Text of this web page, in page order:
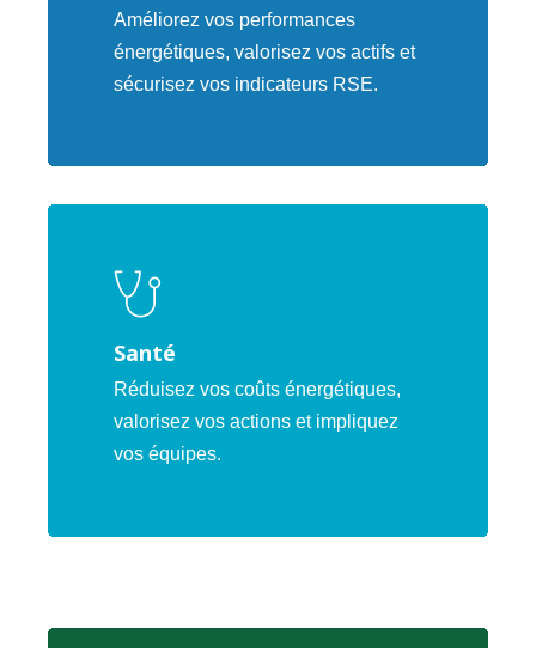
Améliorez vos performances
énergétiques, valorisez vos actifs et
sécurisez vos indicateurs RSE.
Santé
Réduisez vos coûts énergétiques,
valorisez vos actions et impliquez
vos équipes.